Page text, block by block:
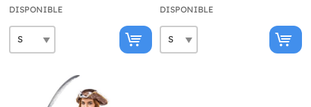
DISPONIBLE DISPONIBLE